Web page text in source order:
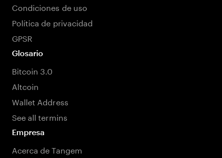
Condiciones de uso
Política de privacidad
GPSR
Glosario
Bitcoin 3.0
Altcoin
Wallet Address
See all termins
Empresa
Acerca de Tangem